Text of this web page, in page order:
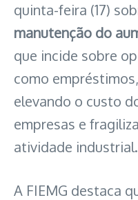
quinta-feira (17)
manutenção do
que incide sobre
como
elevando o custo
empresas e
atividade industrial.
A FIEMG destaca